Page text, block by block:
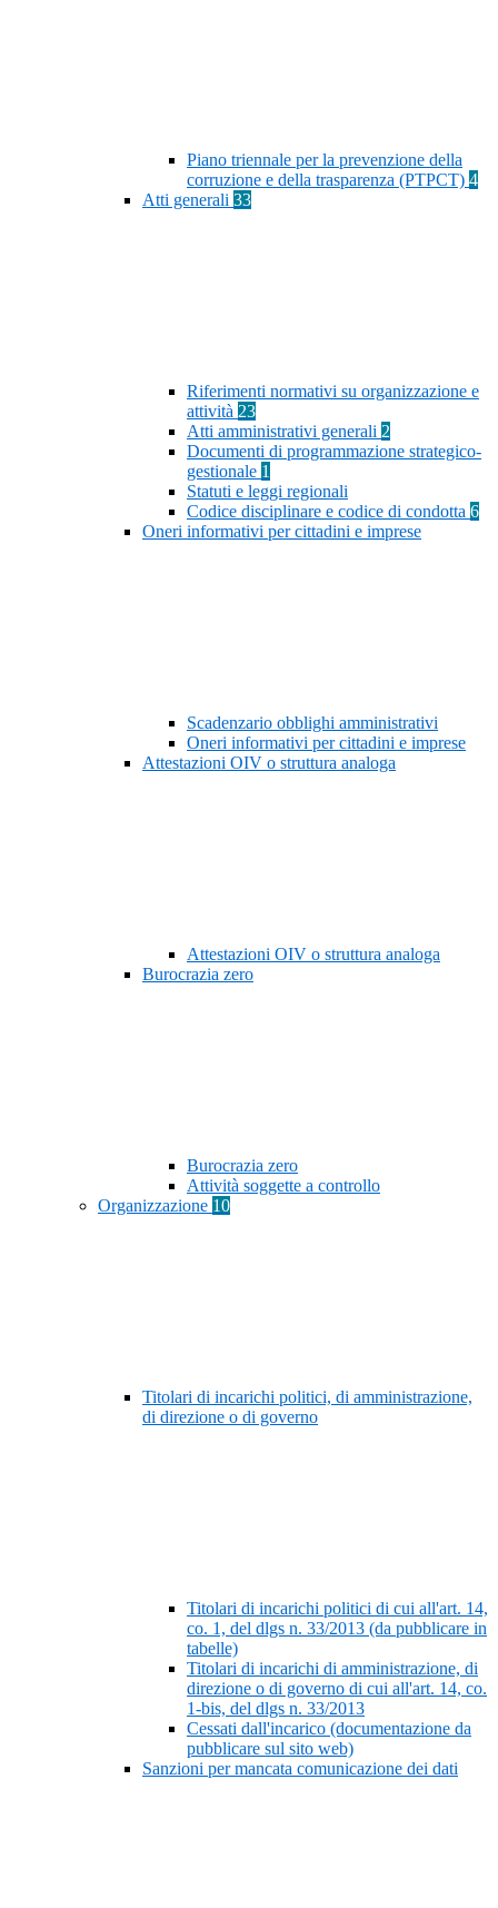
Piano triennale per la prevenzione della
corruzione e della trasparenza (PTPCT) 4
Atti generali 33
Riferimenti normativi su organizzazione e
attività 23
Atti amministrativi generali 2
Documenti di programmazione strategico-
gestionale 1
Statuti e leggi regionali
Codice disciplinare e codice di condotta 6
Oneri informativi per cittadini e imprese
Scadenzario obblighi amministrativi
Oneri informativi per cittadini e imprese
Attestazioni OIV o struttura analoga
Attestazioni OIV o struttura analoga
Burocrazia zero
Burocrazia zero
Attività soggette a controllo
Organizzazione 10
Titolari di incarichi politici, di amministrazione,
di direzione o di governo
Titolari di incarichi politici di cui all'art. 14,
co. 1, del dlgs n. 33/2013 (da pubblicare in
tabelle)
Titolari di incarichi di amministrazione, di
direzione o di governo di cui all'art. 14, co.
1-bis, del dlgs n. 33/2013
Cessati dall'incarico (documentazione da
pubblicare sul sito web)
Sanzioni per mancata comunicazione dei dati